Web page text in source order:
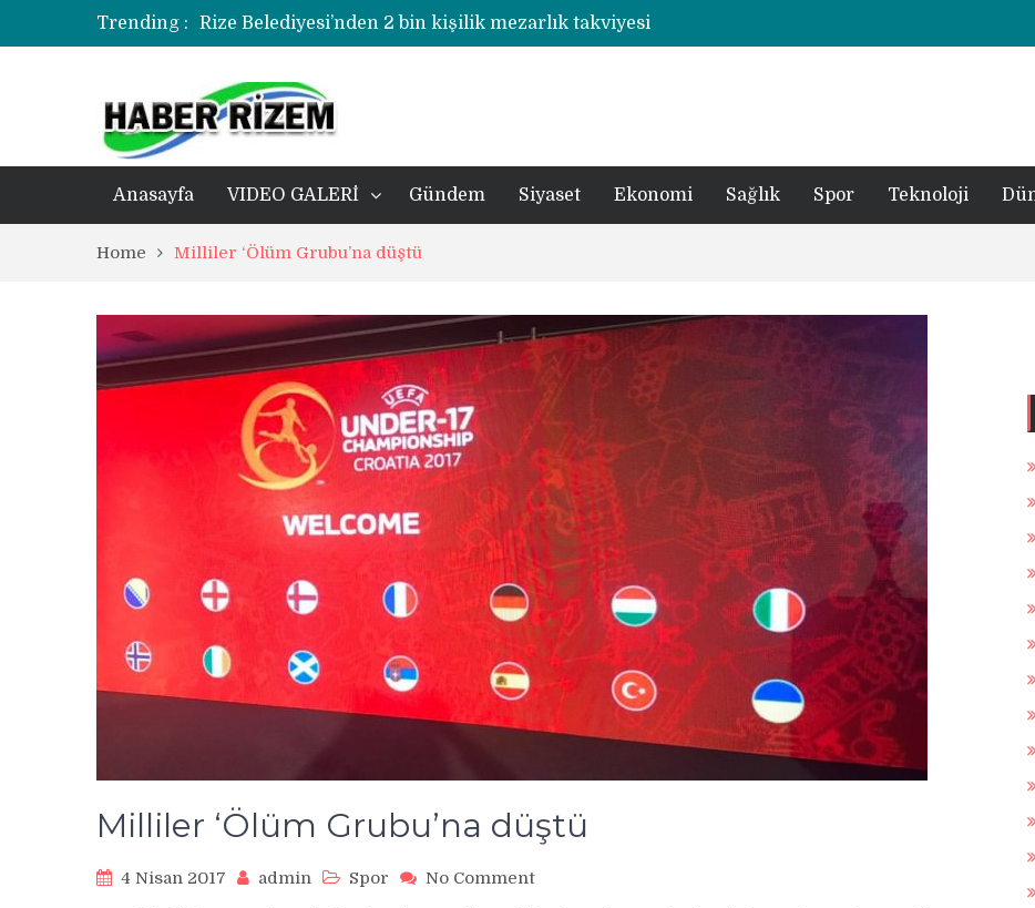
Trending :
Rize Belediyesi’nden 2 bin kişilik mezarlık takviyesi
Rize’de otizmli öğrencilerin eğitim gördüğü ahşap hobi atölyesine çarpan araç hasara neden oldu
Üzerine kale direği düşen minik futbolcu yiğit böyle uğurlandı
Rize’de uyuşturucu operasyonunda 1 şüpheli tutuklandı
Anasayfa VIDEO GALERİ Gündem Siyaset Ekonomi Sağlık Spor Teknoloji
Home Milliler ‘Ölüm Grubu’na düştü
Milliler ‘Ölüm Grubu’na düştü
4 Nisan 2017 admin Spor No Commenton